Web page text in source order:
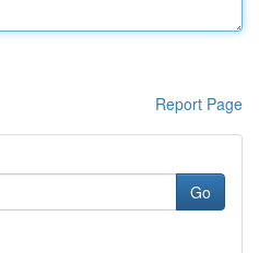
Report Page
Go